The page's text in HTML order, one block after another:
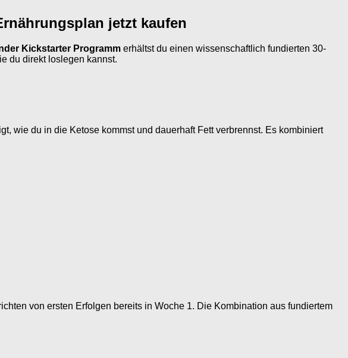
jetzt kaufen
Kickstarter Programm erhältst du einen wissenschaftlich fundierten 30-
du direkt loslegen kannst.
wie du in die Ketose kommst und dauerhaft Fett verbrennst. Es kombiniert
von ersten Erfolgen bereits in Woche 1. Die Kombination aus fundiertem